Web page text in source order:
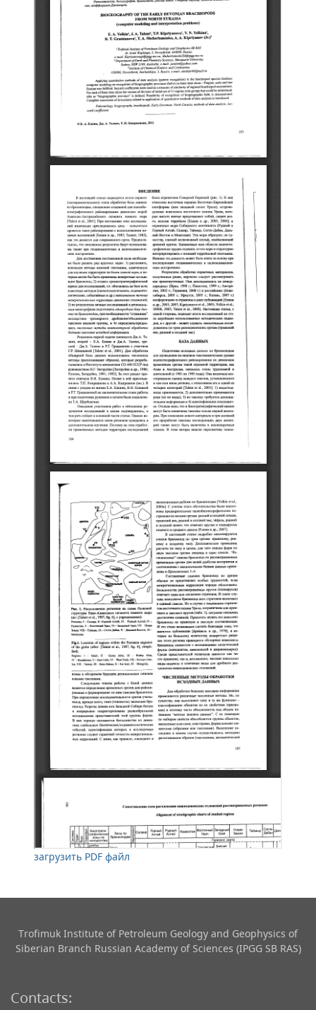
загрузить PDF файл
Trofimuk Institute of Petroleum Geology and Geophysics​ of
Siberian Branch Russian Academy of Sciences (IPGG SB RAS)
Contacts: